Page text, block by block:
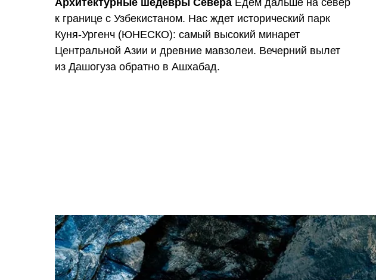
Архитектурные шедевры Севера Едем дальше на север
к границе с Узбекистаном. Нас ждет исторический парк
Куня-Ургенч (ЮНЕСКО): самый высокий минарет
Центральной Азии и древние мавзолеи. Вечерний вылет
из Дашогуза обратно в Ашхабад.